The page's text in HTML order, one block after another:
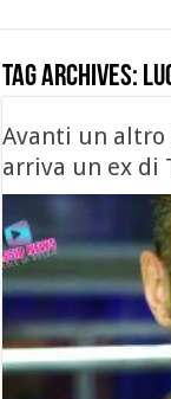
Tag Archives:
Avanti un altro
arriva un ex di